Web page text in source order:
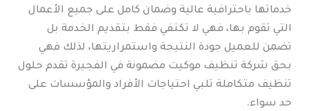
خدماتها باحترافية عالية وضمان كامل على جميع الأعمال
التي تقوم بها، فهي لا تكتفي فقط بتقديم الخدمة بل
تضمن للعميل جودة النتيجة واستمراريتها، لذلك فهي
بحق شركة تنظيف موكيت مضمونة في الفجيرة تقدم حلول
تنظيف متكاملة تلبي احتياجات الأفراد والمؤسسات على
حد سواء.